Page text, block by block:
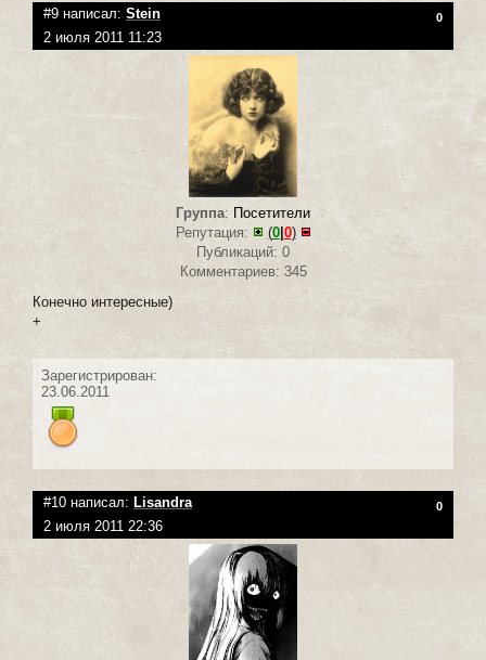
#9 написал: Stein 0
2 июля 2011 11:23
Группа: Посетители
Репутация:
(0| 0)
Публикаций: 0
Комментариев: 345
Конечно интересные)
+
Зарегистрирован:
23.06.2011
#10 написал: Lisandra 0
2 июля 2011 22:36